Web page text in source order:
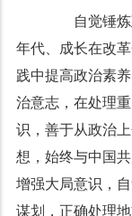
自觉锤炼
年代、成长在改
践中提高政治素
治意志，在处理
识，善于从政治
想，始终与中国
增强大局意识，
谋划，正确处理